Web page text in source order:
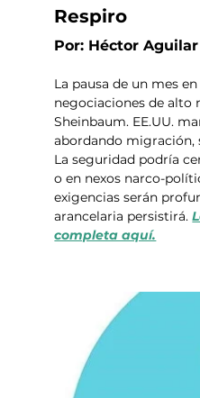
Respiro
Por: Héctor
La pausa de un mes
negociaciones de alto
Sheinbaum. EE.UU.
abordando migración,
La seguridad podría
o en nexos narco-
exigencias serán
arancelaria persistirá.
completa aquí.